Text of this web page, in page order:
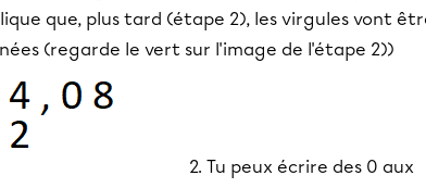
que, plus tard (étape 2), les virgules vont
(regarde le vert sur l'image de l'étape 2))
2. Tu peux écrire des 0 aux